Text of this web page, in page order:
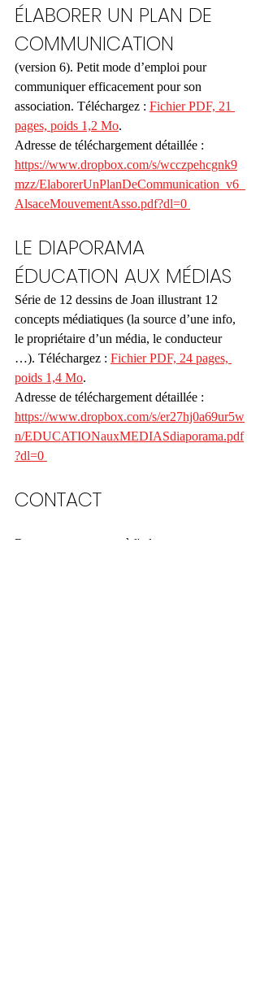
ÉLABORER UN PLAN DE
COMMUNICATION
(version 6). Petit mode d’emploi pour
communiquer efficacement pour son
association. Téléchargez : Fichier PDF, 21
pages, poids 1,2 Mo.
Adresse de téléchargement détaillée :
https://www.dropbox.com/s/wcczpehcgnk9
mzz/ElaborerUnPlanDeCommunication_v6_
AlsaceMouvementAsso.pdf?dl=0
LE DIAPORAMA
ÉDUCATION AUX MÉDIAS
Série de 12 dessins de Joan illustrant 12
concepts médiatiques (la source d’une info,
le propriétaire d’un média, le conducteur
…). Téléchargez : Fichier PDF, 24 pages,
poids 1,4 Mo.
Adresse de téléchargement détaillée :
https://www.dropbox.com/s/er27hj0a69ur5w
n/EDUCATIONauxMEDIASdiaporama.pdf
?dl=0
CONTACT
Retrouvez cette page à l'adresse :